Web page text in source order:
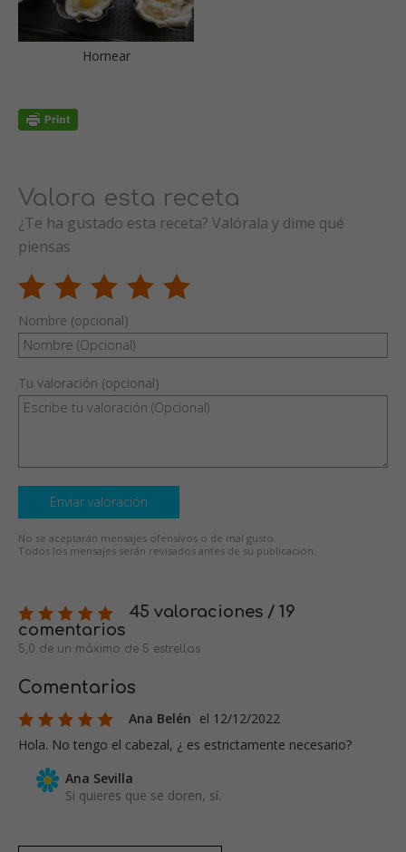
Hornear
Valora esta receta
¿Te ha gustado esta receta? Valórala y dime qué
piensas
Nombre (opcional)
Tu valoración (opcional)
Enviar valoración
No se aceptarán mensajes ofensivos o de mal gusto.
Todos los mensajes serán revisados antes de su publicación.
45 valoraciones / 19
comentarios
5,0 de un máximo de 5 estrellas
Comentarios
Ana Belén el 12/12/2022
Hola. No tengo el cabezal, ¿ es estrictamente necesario?
Ana Sevilla
Si quieres que se doren, sí.